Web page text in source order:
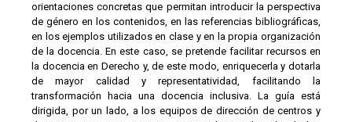
orientaciones concretas que permitan introducir la perspectiva
de género en los contenidos, en las referencias bibliográficas,
en los ejemplos utilizados en clase y en la propia organización
de la docencia. En este caso, se pretende facilitar recursos en
la docencia en Derecho y, de este modo, enriquecerla y dotarla
de mayor calidad y representatividad, facilitando la
transformación hacia una docencia inclusiva. La guía está
dirigida, por un lado, a los equipos de dirección de centros y